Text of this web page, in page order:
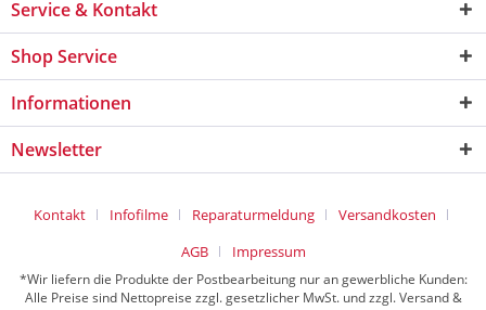
Service & Kontakt
Shop Service
Informationen
Newsletter
Kontakt Infofilme Reparaturmeldung
Versandkosten
AGB
Impressum
*Wir liefern die Produkte der Postbearbeitung nur an gewerbliche Kunden:
Alle Preise sind Nettopreise zzgl. gesetzlicher MwSt. und zzgl. Versand &